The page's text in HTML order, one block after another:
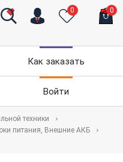
0 0
Как заказать
Войти
техники
питания, Внешние АКБ